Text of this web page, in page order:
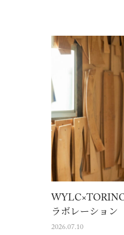
ラボレーション
2026.07.10